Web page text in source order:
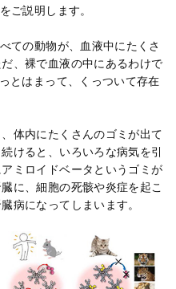
ご説明します。
ての動物が、血液中にたくさ
、裸で血液の中にあるわけで
とはまって、くっついて存在
体内にたくさんのゴミが出て
けると、いろいろな病気を引
ミロイドベータというゴミが
に、細胞の死骸や炎症を起こ
病になってしまいます。